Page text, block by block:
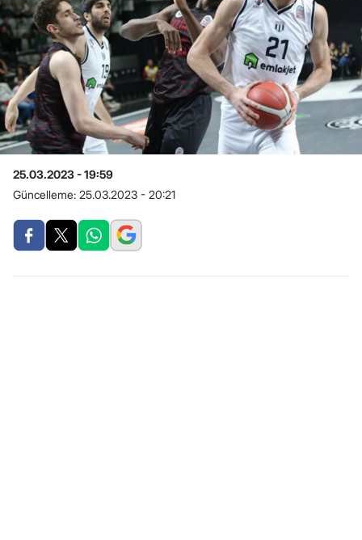
25.03.2023 - 19:59
Güncelleme: 25.03.2023 - 20:21